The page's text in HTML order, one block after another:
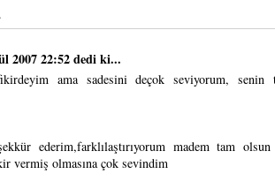
2007 22:52 dedi ki...
ama sadesini deçok seviyorum,
ederim,farklılaştırıyorum madem tam
vermiş olmasına çok sevindim